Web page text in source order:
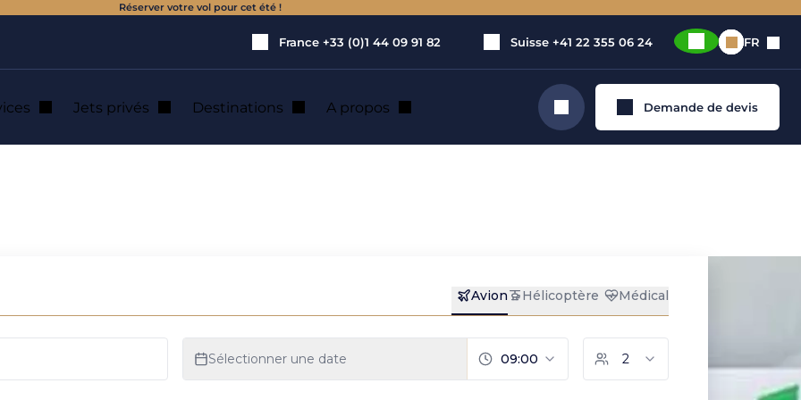
Réserver votre vol pour cet été !
France +33 (0)1 44 09 91 82 Suisse +41 22 355 06 24 FR
Jets privés Destinations A propos Rechercher Demande de devis